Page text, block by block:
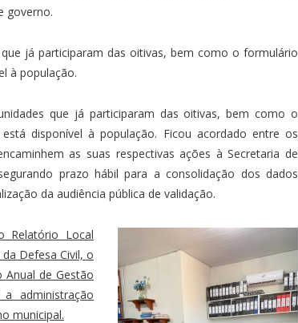
governo.
já participaram das oitivas, bem como o formulário
à população.
que já participaram das oitivas, bem como o
disponível à população. Ficou acordado entre os
as suas respectivas ações à Secretaria de
prazo hábil para a consolidação dos dados
da audiência pública de validação.
Relatório Local
Defesa Civil, o
de Gestão
administração
municipal.